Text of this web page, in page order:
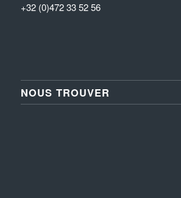
+32 (0)472 33 52 56
NOUS TROUVER